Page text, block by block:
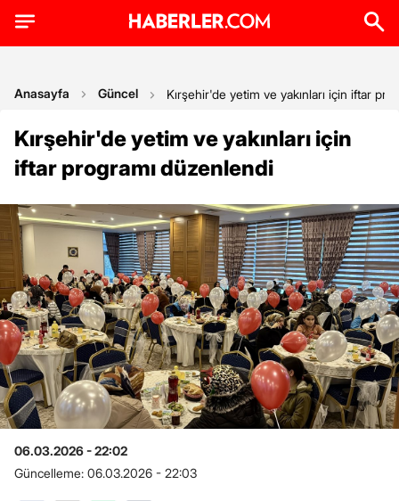
Anasayfa Güncel Kırşehir'de yetim ve yakınları için iftar
Kırşehir'de yetim ve yakınları için
iftar programı düzenlendi
06.03.2026 - 22:02
Güncelleme: 06.03.2026 - 22:03